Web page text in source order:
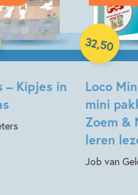
– Kipjes in
Loco
mini
Zoem &
leren
Job van
32,50
Paperback